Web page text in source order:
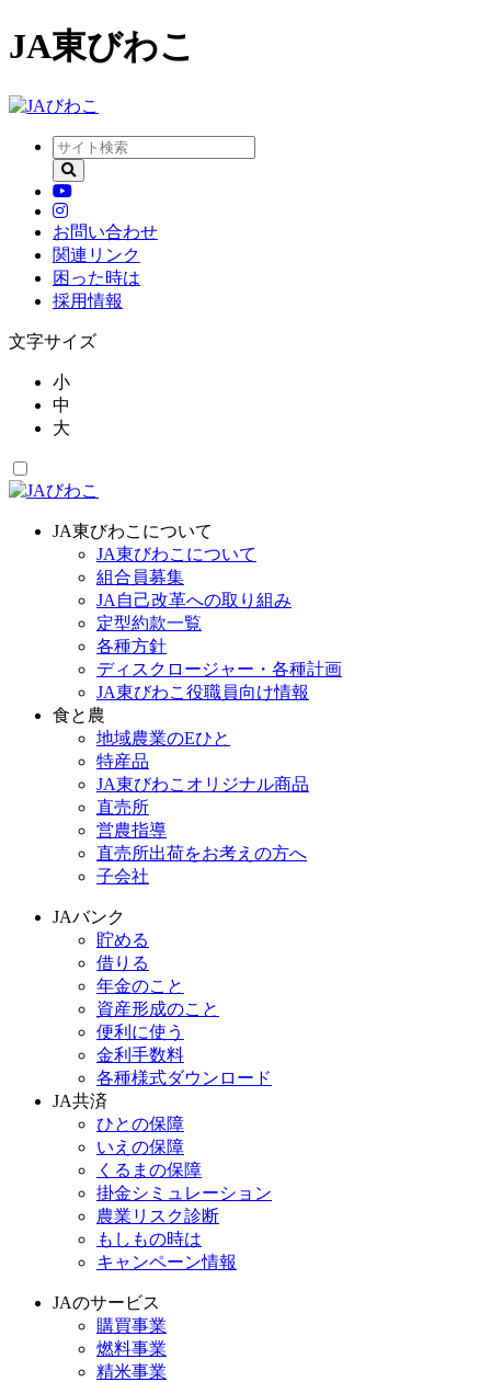
JA東びわこ
お問い合わせ
関連リンク
困った時は
採用情報
文字サイズ
小
中
大
JA東びわこについて
JA東びわこについて
組合員募集
JA自己改革への取り組み
定型約款一覧
各種方針
ディスクロージャー・各種計画
JA東びわこ役職員向け情報
食と農
地域農業のEひと
特産品
JA東びわこオリジナル商品
直売所
営農指導
直売所出荷をお考えの方へ
子会社
JAバンク
貯める
借りる
年金のこと
資産形成のこと
便利に使う
金利手数料
各種様式ダウンロード
JA共済
ひとの保障
いえの保障
くるまの保障
掛金シミュレーション
農業リスク診断
もしもの時は
キャンペーン情報
JAのサービス
購買事業
燃料事業
精米事業